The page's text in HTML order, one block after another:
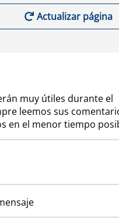
Actualizar página
muy útiles durante el
leemos sus
en el menor tiempo